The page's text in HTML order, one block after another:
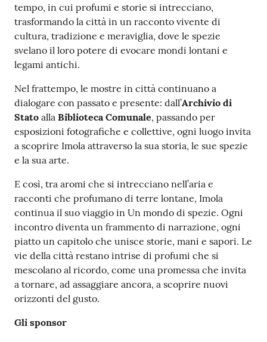
tempo, in cui profumi e storie si intrecciano,
trasformando la città in un racconto vivente di
cultura, tradizione e meraviglia, dove le spezie
svelano il loro potere di evocare mondi lontani e
legami antichi.
Nel frattempo, le mostre in città continuano a
dialogare con passato e presente: dall’Archivio di
Stato alla Biblioteca Comunale, passando per
esposizioni fotografiche e collettive, ogni luogo invita
a scoprire Imola attraverso la sua storia, le sue spezie
e la sua arte.
E così, tra aromi che si intrecciano nell’aria e
racconti che profumano di terre lontane, Imola
continua il suo viaggio in Un mondo di spezie. Ogni
incontro diventa un frammento di narrazione, ogni
piatto un capitolo che unisce storie, mani e sapori. Le
vie della città restano intrise di profumi che si
mescolano al ricordo, come una promessa che invita
a tornare, ad assaggiare ancora, a scoprire nuovi
orizzonti del gusto.
Gli sponsor